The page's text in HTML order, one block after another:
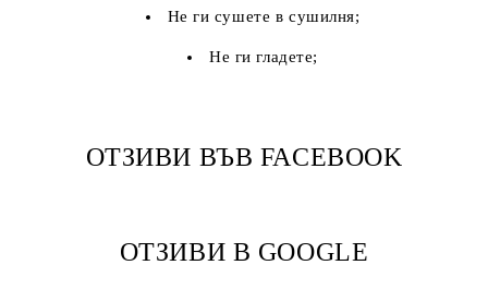
Не ги сушете в сушилня;
Не ги гладете;
ОТЗИВИ ВЪВ FACEBOOK
ОТЗИВИ В GOOGLE